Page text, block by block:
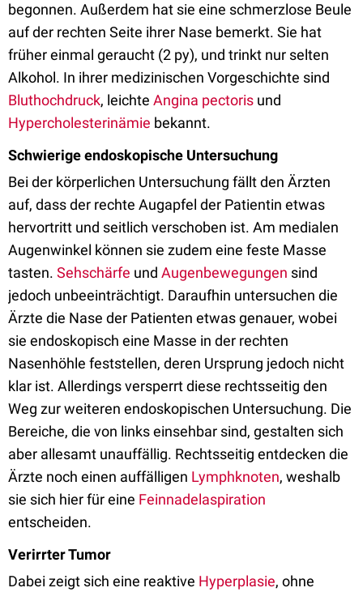
begonnen. Außerdem hat sie eine schmerzlose Beule
auf der rechten Seite ihrer Nase bemerkt. Sie hat
früher einmal geraucht (2 py), und trinkt nur selten
Alkohol. In ihrer medizinischen Vorgeschichte sind
Bluthochdruck, leichte Angina pectoris und
Hypercholesterinämie bekannt.
Schwierige endoskopische Untersuchung
Bei der körperlichen Untersuchung fällt den Ärzten
auf, dass der rechte Augapfel der Patientin etwas
hervortritt und seitlich verschoben ist. Am medialen
Augenwinkel können sie zudem eine feste Masse
tasten. Sehschärfe und Augenbewegungen sind
jedoch unbeeinträchtigt. Daraufhin untersuchen die
Ärzte die Nase der Patienten etwas genauer, wobei
sie endoskopisch eine Masse in der rechten
Nasenhöhle feststellen, deren Ursprung jedoch nicht
klar ist. Allerdings versperrt diese rechtsseitig den
Weg zur weiteren endoskopischen Untersuchung. Die
Bereiche, die von links einsehbar sind, gestalten sich
aber allesamt unauffällig. Rechtsseitig entdecken die
Ärzte noch einen auffälligen Lymphknoten, weshalb
sie sich hier für eine Feinnadelaspiration
entscheiden.
Verirrter Tumor
Dabei zeigt sich eine reaktive Hyperplasie, ohne